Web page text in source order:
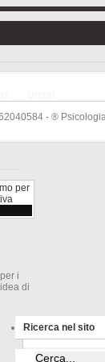
i
di
Ricerca nel sito
- ®